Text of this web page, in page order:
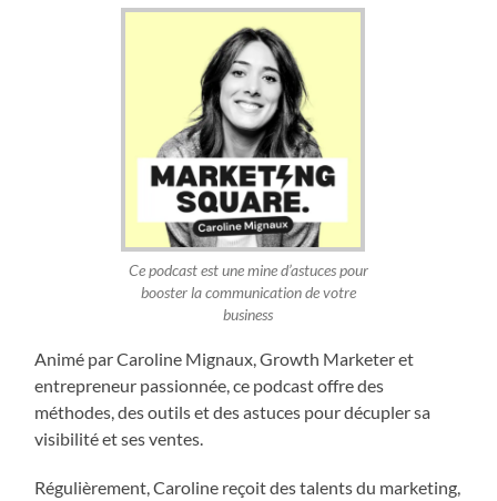
Ce podcast est une mine d’astuces pour
booster la communication de votre
business
Animé par Caroline Mignaux, Growth Marketer et
entrepreneur passionnée, ce podcast offre des
méthodes, des outils et des astuces pour décupler sa
visibilité et ses ventes.
Régulièrement, Caroline reçoit des talents du marketing,